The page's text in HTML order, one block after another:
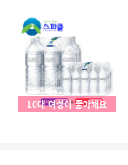
10대 여성이 좋아해요